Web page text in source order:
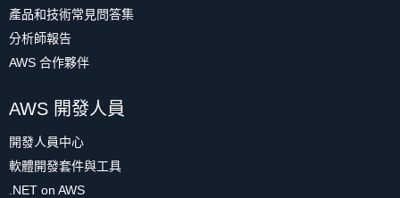
產品和技術常見問答集
分析師報告
AWS 合作夥伴
AWS 開發人員
開發人員中心
軟體開發套件與工具
.NET on AWS